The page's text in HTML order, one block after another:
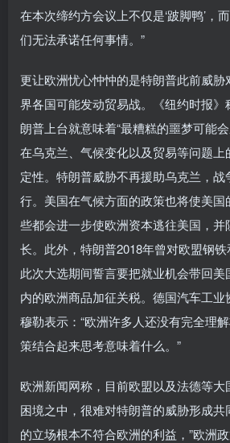
在本次缔约方会议上不仅是‘跛脚鸭’，
们无法承诺任何事情。”
更让欧洲忧心忡忡的是特朗普此前威
界各国可能发动贸易战。《纽约时报
朗普上台就意味着“最糟糕的噩梦可能
在乌克兰、气候变化以及贸易等问题上
定性。特朗普威胁不再援助乌克兰，
行。美国在气候方面的政策也将使美
些都会进一步使欧洲资本逃往美国，
长。此外，特朗普2018年曾对欧盟钢
此次大选期间誓言要把就业机会带回
内的欧洲商品加征关税。德国汽车工业
穆勒表示：“欧洲许多人还没有完全理
策结合起来思考意味着什么。”
欧洲新闻网称，目前欧盟以及法德等
困境之中，很难对特朗普的威胁形成共
的立场根本不符合欧洲的利益，”欧洲